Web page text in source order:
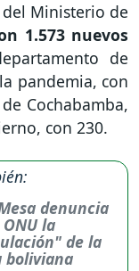
Ministerio de
1.573 nuevos
de
pandemia, con
Cochabamba,
con 230.
denuncia
la
de la
boliviana